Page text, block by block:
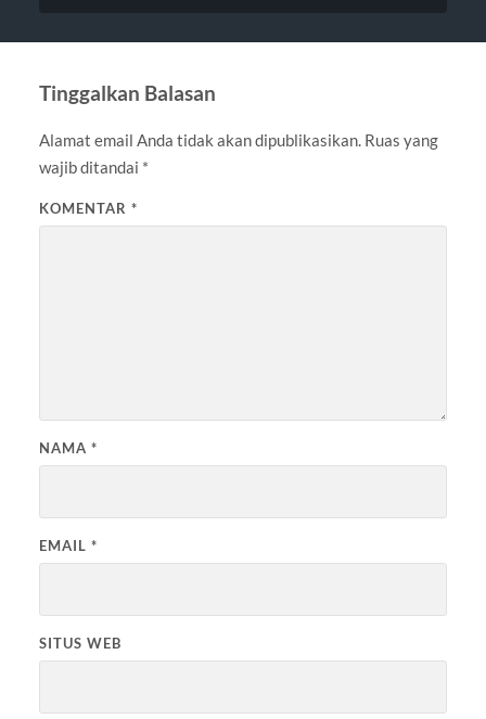
Tinggalkan Balasan
Alamat email Anda tidak akan dipublikasikan. Ruas yang
wajib ditandai *
KOMENTAR *
NAMA *
EMAIL *
SITUS WEB